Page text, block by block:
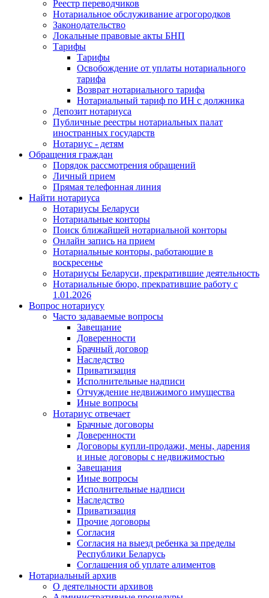
Реестр переводчиков
Нотариальное обслуживание агрогородков
Законодательство
Локальные правовые акты БНП
Тарифы
Тарифы
Освобождение от уплаты нотариального
тарифа
Возврат нотариального тарифа
Нотариальный тариф по ИН с должника
Депозит нотариуса
Публичные реестры нотариальных палат
иностранных государств
Нотариус - детям
Обращения граждан
Порядок рассмотрения обращений
Личный прием
Прямая телефонная линия
Найти нотариуса
Нотариусы Беларуси
Нотариальные конторы
Поиск ближайшей нотариальной конторы
Онлайн запись на прием
Нотариальные конторы, работающие в
воскресенье
Нотариусы Беларуси, прекратившие деятельность
Нотариальные бюро, прекратившие работу с
1.01.2026
Вопрос нотариусу
Часто задаваемые вопросы
Завещание
Доверенности
Брачный договор
Наследство
Приватизация
Исполнительные надписи
Отчуждение недвижимого имущества
Иные вопросы
Нотариус отвечает
Брачные договоры
Доверенности
Договоры купли-продажи, мены, дарения
и иные договоры с недвижимостью
Завещания
Иные вопросы
Исполнительные надписи
Наследство
Приватизация
Прочие договоры
Согласия
Согласия на выезд ребенка за пределы
Республики Беларусь
Соглашения об уплате алиментов
Нотариальный архив
О деятельности архивов